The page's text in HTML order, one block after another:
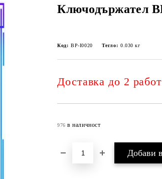
Ключодържател
Код: BP-I0020 Тегло: 0.030 кг
Доставка до 2
976 в наличност